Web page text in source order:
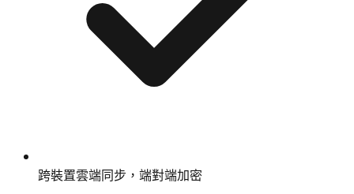
跨裝置雲端同步，端對端加密